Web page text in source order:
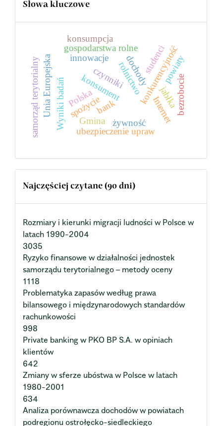
Słowa kluczowe
konsument
Wyniki badań konkurencyjność
innowacje
gospodarstwa rolne
spożycie
Unia Europejska rolnictwo
Polska
konsumpcja
Gmina
czynniki
ubezpieczenie upraw
Internet
żywność
jabłka
dochody
samorząd terytorialny bezrobocie
bank
studencipowiaty
Najczęściej czytane (90 dni)
Rozmiary i kierunki migracji ludności w Polsce w
latach 1990-2004
3035
Ryzyko finansowe w działalności jednostek
samorządu terytorialnego – metody oceny
1118
Problematyka zapasów według prawa
bilansowego i międzynarodowych standardów
rachunkowości
998
Private banking w PKO BP S.A. w opiniach
klientów
642
Zmiany w sferze ubóstwa w Polsce w latach
1980-2001
634
Analiza porównawcza dochodów w powiatach
podregionu ostrołęcko-siedleckiego